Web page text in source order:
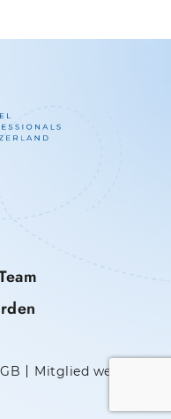
Mitglied werden